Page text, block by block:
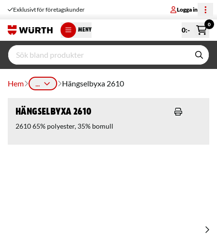
Exklusivt för företagskunder Logga in
MENY 0:-
0
Hem ... Hängselbyxa 2610
Hängselbyxa 2610
2610 65% polyester, 35% bomull